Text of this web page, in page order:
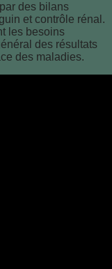
des bilans
et contrôle rénal.
les besoins
des résultats
des maladies.